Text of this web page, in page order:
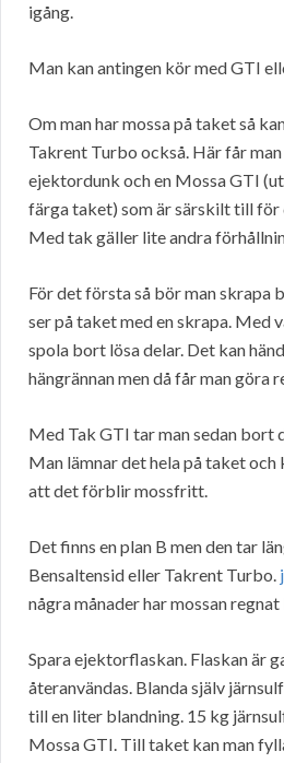
igång.
Man kan antingen kör med GTI
Om man har mossa på taket så
Takrent Turbo också. Här får
ejektordunk och en Mossa GTI
färga taket) som är särskilt till för
Med tak gäller lite andra
För det första så bör man skrapa
ser på taket med en skrapa. Med
spola bort lösa delar. Det kan
hängrännan men då får man göra
Med Tak GTI tar man sedan bort
Man lämnar det hela på taket och
att det förblir mossfritt.
Det finns en plan B men den tar
Bensaltensid eller Takrent Turbo.
några månader har mossan
Spara ejektorflaskan. Flaskan är
återanvändas. Blanda själv
till en liter blandning. 15 kg
Mossa GTI. Till taket kan man